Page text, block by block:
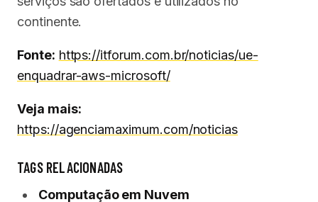
continente.
Fonte: https://itforum.com.br/noticias/ue-
enquadrar-aws-microsoft/
Veja mais:
https://agenciamaximum.com/noticias
TAGS RELACIONADAS
Computação em Nuvem